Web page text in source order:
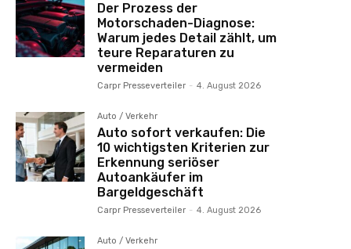
Der Prozess der
Motorschaden-Diagnose:
Warum jedes Detail zählt, um
teure Reparaturen zu
vermeiden
Carpr Presseverteiler - 4. August 2026
Auto / Verkehr
Auto sofort verkaufen: Die
10 wichtigsten Kriterien zur
Erkennung seriöser
Autoankäufer im
Bargeldgeschäft
Carpr Presseverteiler - 4. August 2026
Auto / Verkehr